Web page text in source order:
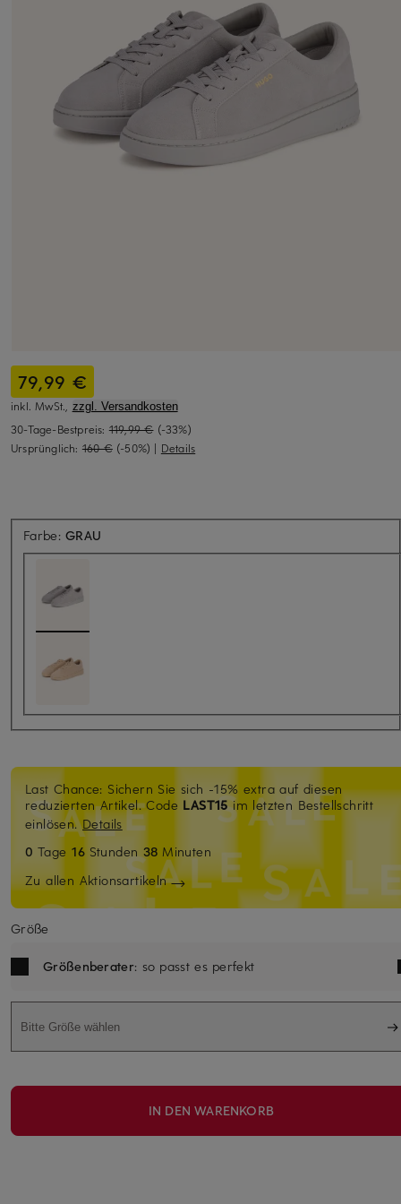
79,99 €
inkl. MwSt., zzgl. Versandkosten
30-Tage-Bestpreis: 119,99 € (-33%)
Ursprünglich: 160 € (-50%) | Details
Farbe:GRAU
Last Chance: Sichern Sie sich -15% extra auf diesen
reduzierten Artikel. Code LAST15im letzten Bestellschritt
einlösen.Details
0 Tage16 Stunden 38 Minuten
Zu allen Aktionsartikeln
Größe
Größenberater: so passt es perfekt
Bitte Größe wählen
IN DEN WARENKORB